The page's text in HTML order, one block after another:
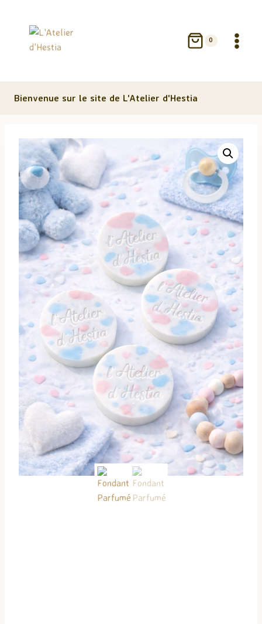
contenu
0
Bienvenue sur le site de L'Atelier d'Hestia